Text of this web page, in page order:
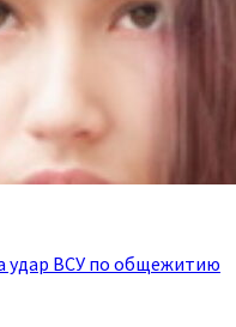
удар ВСУ по общежитию